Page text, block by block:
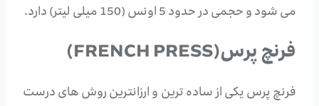
می شود و حجمی در حدود 5 اونس (150 میلی لیتر) دارد.
فرنچ پرس(FRENCH PRESS)
فرنچ پرس یکی از ساده ترین و ارزانترین روش های درست